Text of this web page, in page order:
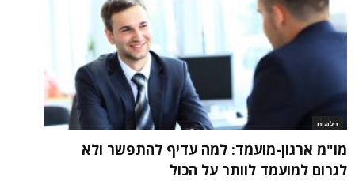
בלוגים
מו"מ ארגון-מועמד: למה עדיף להתפשר ולא
לגרום למועמד לוותר על הכול